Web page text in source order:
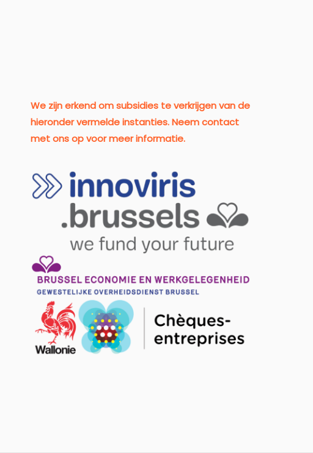
We zijn erkend om subsidies te verkrijgen van de
hieronder vermelde instanties. Neem contact
met ons op voor meer informatie.